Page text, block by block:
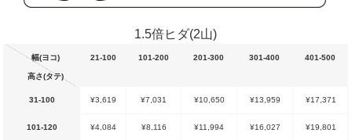
1.5倍ヒダ(2山)
幅(ヨコ)
高さ(タテ)
21-100 101-200 201-300 301-400 401-500
31-100 ¥3,619 ¥7,031 ¥10,650 ¥13,959 ¥17,371
101-120 ¥4,084 ¥8,116 ¥11,994 ¥16,027 ¥19,801